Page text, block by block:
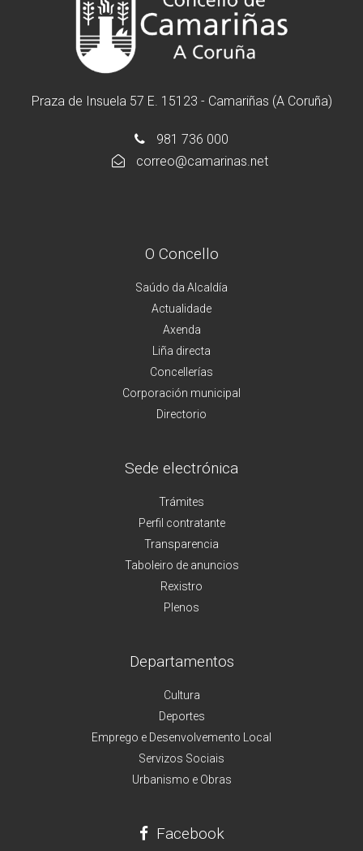
Praza de Insuela 57 E. 15123 - Camariñas (A Coruña)
981 736 000
correo@camarinas.net
O Concello
Saúdo da Alcaldía
Actualidade
Axenda
Liña directa
Concellerías
Corporación municipal
Directorio
Sede electrónica
Trámites
Perfil contratante
Transparencia
Taboleiro de anuncios
Rexistro
Plenos
Departamentos
Cultura
Deportes
Emprego e Desenvolvemento Local
Servizos Sociais
Urbanismo e Obras
Facebook